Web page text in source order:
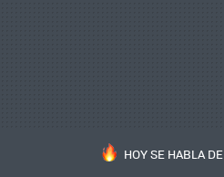
HOY SE HABLA DE